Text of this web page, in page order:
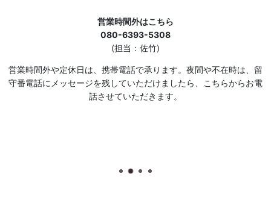
営業時間外はこちら
080-6393-5308
(担当：佐竹)
営業時間外や定休日は、携帯電話で承ります。夜間や不在時は、留
守番電話にメッセージを残していただけましたら、こちらからお電
話させていただきます。